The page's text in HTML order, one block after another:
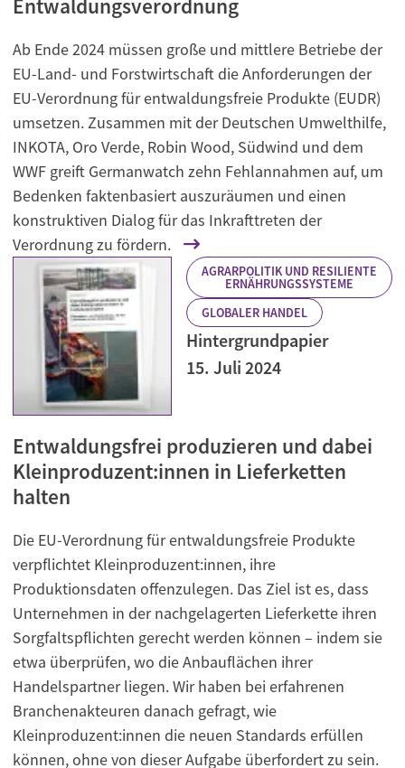
Entwaldungsverordnung
Ab Ende 2024 müssen große und mittlere Betriebe der
EU-Land- und Forstwirtschaft die Anforderungen der
EU-Verordnung für entwaldungsfreie Produkte (EUDR)
umsetzen. Zusammen mit der Deutschen Umwelthilfe,
INKOTA, Oro Verde, Robin Wood, Südwind und dem
WWF greift Germanwatch zehn Fehlannahmen auf, um
Bedenken faktenbasiert auszuräumen und einen
konstruktiven Dialog für das Inkrafttreten der
Verordnung zu fördern.
AGRARPOLITIK UND RESILIENTE
ERNÄHRUNGSSYSTEME
GLOBALER HANDEL
Hintergrundpapier
15. Juli 2024
Entwaldungsfrei produzieren und dabei
Kleinproduzent:innen in Lieferketten
halten
Die EU-Verordnung für entwaldungsfreie Produkte
verpflichtet Kleinproduzent:innen, ihre
Produktionsdaten offenzulegen. Das Ziel ist es, dass
Unternehmen in der nachgelagerten Lieferkette ihren
Sorgfaltspflichten gerecht werden können – indem sie
etwa überprüfen, wo die Anbauflächen ihrer
Handelspartner liegen. Wir haben bei erfahrenen
Branchenakteuren danach gefragt, wie
Kleinproduzent:innen die neuen Standards erfüllen
können, ohne von dieser Aufgabe überfordert zu sein.